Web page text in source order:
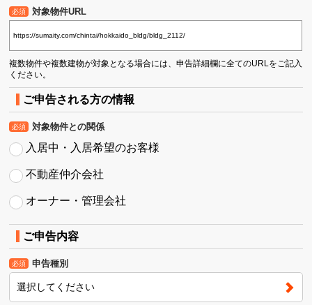
必須 対象物件URL
複数物件や複数建物が対象となる場合には、申告詳細欄に全てのURLをご記入
ください。
ご申告される方の情報
必須 対象物件との関係
入居中・入居希望のお客様
不動産仲介会社
オーナー・管理会社
ご申告内容
必須 申告種別
選択してください